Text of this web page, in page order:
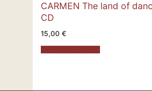
CARMEN The land of
CD
15,00 €